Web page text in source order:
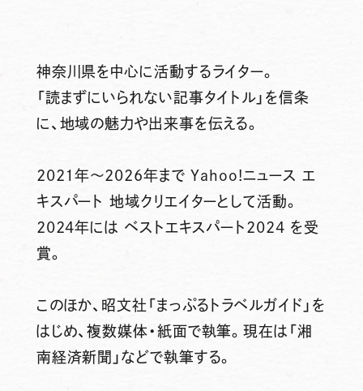
神奈川県を中心に活動するライター。
「読まずにいられない記事タイトル」を信条
に、地域の魅力や出来事を伝える。
2021年～2026年まで Yahoo!ニュース エ
キスパート 地域クリエイターとして活動。
2024年には ベストエキスパート2024 を受
賞。
このほか、昭文社「まっぷるトラベルガイド」を
はじめ、複数媒体・紙面で執筆。現在は「湘
南経済新聞」などで執筆する。